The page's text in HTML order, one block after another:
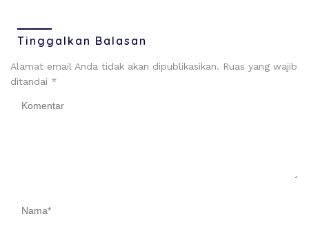
Tinggalkan Balasan
Alamat email Anda tidak akan dipublikasikan. Ruas yang wajib
ditandai *